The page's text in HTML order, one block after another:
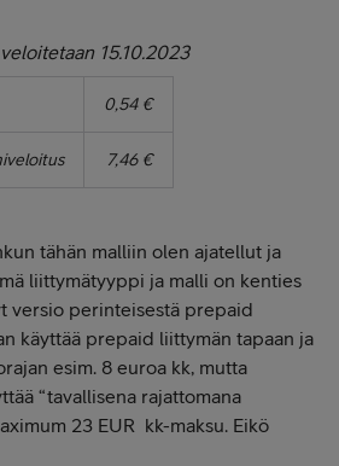
15.10.2023
0,54 €
7,46 €
tähän malliin olen ajatellut ja
liittymätyyppi ja malli on kenties
versio perinteisestä prepaid
käyttää prepaid liittymän tapaan ja
esim. 8 euroa kk, mutta
“tavallisena rajattomana
23 EUR kk-maksu. Eikö